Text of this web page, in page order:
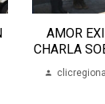
EL CLUB
ARTIGAS